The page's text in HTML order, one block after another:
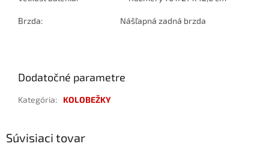
Brzda: Nášľapná zadná brzda
Dodatočné parametre
Kategória: KOLOBEŽKY
Súvisiaci tovar